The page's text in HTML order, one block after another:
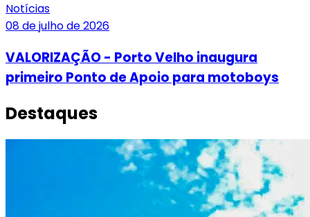
Notícias
08 de julho de 2026
VALORIZAÇÃO - Porto Velho inaugura
primeiro Ponto de Apoio para motoboys
Destaques